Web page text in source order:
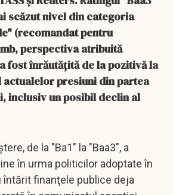
scăzut nivel din categoria
(recomandat pentru
perspectiva atribuită
fost înrăutăţită de la pozitivă la
actualelor presiuni din partea
inclusiv un posibil declin al
de la "Ba1" la "Baa3", a
în urma politicilor adoptate în
întărit finanţele publice deja